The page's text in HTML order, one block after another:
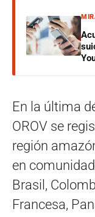
En la última
OROV se
región
en
Brasil,
Francesa,